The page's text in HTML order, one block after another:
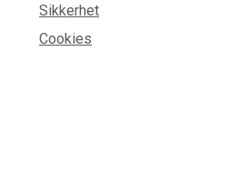
Sikkerhet
Cookies